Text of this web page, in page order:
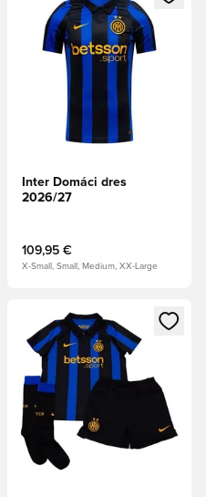
Inter Domáci dres
2026/27
109,95 €
X-Small, Small, Medium, XX-Large
registráciu ako člen
Otvorí modál na prihlásenie